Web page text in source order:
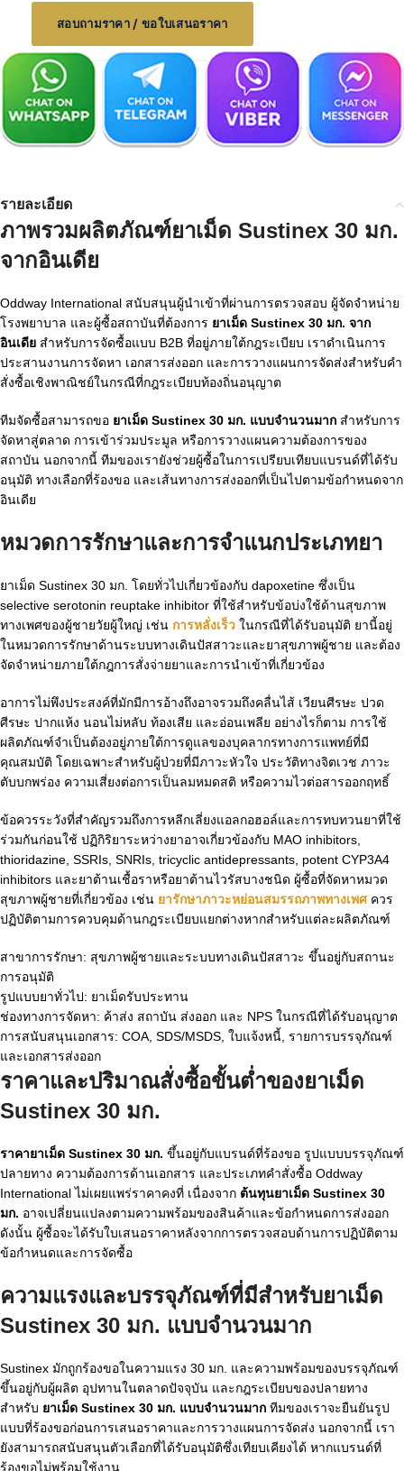
สอบถามราคา / ขอใบเสนอราคา
รายละเอียด
ภาพรวมผลิตภัณฑ์ยาเม็ด Sustinex 30 มก.
จากอินเดีย
Oddway International สนับสนุนผู้นำเข้าที่ผ่านการตรวจสอบ ผู้จัดจำหน่าย
โรงพยาบาล และผู้ซื้อสถาบันที่ต้องการ ยาเม็ด Sustinex 30 มก. จาก
อินเดีย สำหรับการจัดซื้อแบบ B2B ที่อยู่ภายใต้กฎระเบียบ เราดำเนินการ
ประสานงานการจัดหา เอกสารส่งออก และการวางแผนการจัดส่งสำหรับคำ
สั่งซื้อเชิงพาณิชย์ในกรณีที่กฎระเบียบท้องถิ่นอนุญาต
ทีมจัดซื้อสามารถขอ ยาเม็ด Sustinex 30 มก. แบบจำนวนมาก สำหรับการ
จัดหาสู่ตลาด การเข้าร่วมประมูล หรือการวางแผนความต้องการของ
สถาบัน นอกจากนี้ ทีมของเรายังช่วยผู้ซื้อในการเปรียบเทียบแบรนด์ที่ได้รับ
อนุมัติ ทางเลือกที่ร้องขอ และเส้นทางการส่งออกที่เป็นไปตามข้อกำหนดจาก
อินเดีย
หมวดการรักษาและการจำแนกประเภทยา
ยาเม็ด Sustinex 30 มก. โดยทั่วไปเกี่ยวข้องกับ dapoxetine ซึ่งเป็น
selective serotonin reuptake inhibitor ที่ใช้สำหรับข้อบ่งใช้ด้านสุขภาพ
ทางเพศของผู้ชายวัยผู้ใหญ่ เช่น การหลั่งเร็ว ในกรณีที่ได้รับอนุมัติ ยานี้อยู่
ในหมวดการรักษาด้านระบบทางเดินปัสสาวะและยาสุขภาพผู้ชาย และต้อง
จัดจำหน่ายภายใต้กฎการสั่งจ่ายยาและการนำเข้าที่เกี่ยวข้อง
อาการไม่พึงประสงค์ที่มักมีการอ้างถึงอาจรวมถึงคลื่นไส้ เวียนศีรษะ ปวด
ศีรษะ ปากแห้ง นอนไม่หลับ ท้องเสีย และอ่อนเพลีย อย่างไรก็ตาม การใช้
ผลิตภัณฑ์จำเป็นต้องอยู่ภายใต้การดูแลของบุคลากรทางการแพทย์ที่มี
คุณสมบัติ โดยเฉพาะสำหรับผู้ป่วยที่มีภาวะหัวใจ ประวัติทางจิตเวช ภาวะ
ตับบกพร่อง ความเสี่ยงต่อการเป็นลมหมดสติ หรือความไวต่อสารออกฤทธิ์
ข้อควรระวังที่สำคัญรวมถึงการหลีกเลี่ยงแอลกอฮอล์และการทบทวนยาที่ใช้
ร่วมกันก่อนใช้ ปฏิกิริยาระหว่างยาอาจเกี่ยวข้องกับ MAO inhibitors,
thioridazine, SSRIs, SNRIs, tricyclic antidepressants, potent CYP3A4
inhibitors และยาต้านเชื้อราหรือยาต้านไวรัสบางชนิด ผู้ซื้อที่จัดหาหมวด
สุขภาพผู้ชายที่เกี่ยวข้อง เช่น ยารักษาภาวะหย่อนสมรรถภาพทางเพศควร
ปฏิบัติตามการควบคุมด้านกฎระเบียบแยกต่างหากสำหรับแต่ละผลิตภัณฑ์
สาขาการรักษา: สุขภาพผู้ชายและระบบทางเดินปัสสาวะ ขึ้นอยู่กับสถานะ
การอนุมัติ
รูปแบบยาทั่วไป: ยาเม็ดรับประทาน
ช่องทางการจัดหา: ค้าส่ง สถาบัน ส่งออก และ NPS ในกรณีที่ได้รับอนุญาต
การสนับสนุนเอกสาร: COA, SDS/MSDS, ใบแจ้งหนี้, รายการบรรจุภัณฑ์
และเอกสารส่งออก
ราคาและปริมาณสั่งซื้อขั้นต่ำของยาเม็ด
Sustinex 30 มก.
ราคายาเม็ด Sustinex 30 มก. ขึ้นอยู่กับแบรนด์ที่ร้องขอ รูปแบบบรรจุภัณฑ์
ปลายทาง ความต้องการด้านเอกสาร และประเภทคำสั่งซื้อ Oddway
International ไม่เผยแพร่ราคาคงที่ เนื่องจาก ต้นทุนยาเม็ด Sustinex 30
มก. อาจเปลี่ยนแปลงตามความพร้อมของสินค้าและข้อกำหนดการส่งออก
ดังนั้น ผู้ซื้อจะได้รับใบเสนอราคาหลังจากการตรวจสอบด้านการปฏิบัติตาม
ข้อกำหนดและการจัดซื้อ
ความแรงและบรรจุภัณฑ์ที่มีสำหรับยาเม็ด
Sustinex 30 มก. แบบจำนวนมาก
Sustinex มักถูกร้องขอในความแรง 30 มก. และความพร้อมของบรรจุภัณฑ์
ขึ้นอยู่กับผู้ผลิต อุปทานในตลาดปัจจุบัน และกฎระเบียบของปลายทาง
สำหรับ ยาเม็ด Sustinex 30 มก. แบบจำนวนมาก ทีมของเราจะยืนยันรูป
แบบที่ร้องขอก่อนการเสนอราคาและการวางแผนการจัดส่ง นอกจากนี้ เรา
ยังสามารถสนับสนุนตัวเลือกที่ได้รับอนุมัติซึ่งเทียบเคียงได้ หากแบรนด์ที่
ร้องขอไม่พร้อมใช้งาน